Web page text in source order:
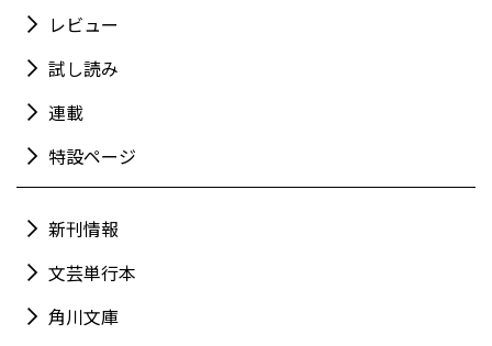
レビュー
試し読み
連載
特設ページ
新刊情報
文芸単行本
角川文庫